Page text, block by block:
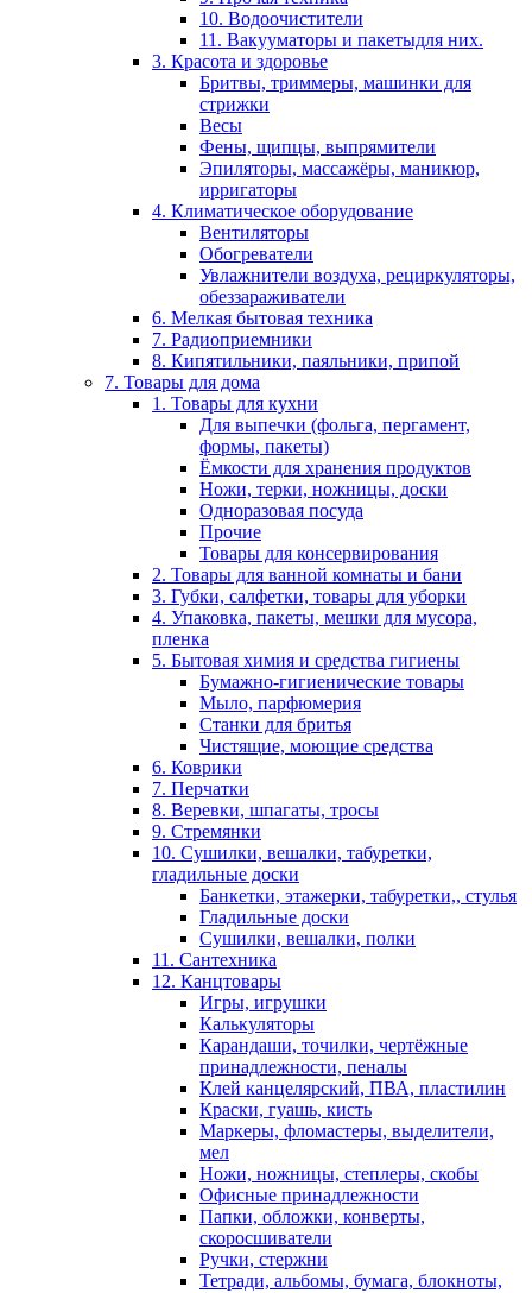
10. Водоочистители
11. Вакууматоры и пакетыдля них.
3. Красота и здоровье
Бритвы, триммеры, машинки для
стрижки
Весы
Фены, щипцы, выпрямители
Эпиляторы, массажёры, маникюр,
ирригаторы
4. Климатическое оборудование
Вентиляторы
Обогреватели
Увлажнители воздуха, рециркуляторы,
обеззараживатели
6. Мелкая бытовая техника
7. Радиоприемники
8. Кипятильники, паяльники, припой
7. Товары для дома
1. Товары для кухни
Для выпечки (фольга, пергамент,
формы, пакеты)
Ёмкости для хранения продуктов
Ножи, терки, ножницы, доски
Одноразовая посуда
Прочие
Товары для консервирования
2. Товары для ванной комнаты и бани
3. Губки, салфетки, товары для уборки
4. Упаковка, пакеты, мешки для мусора,
пленка
5. Бытовая химия и средства гигиены
Бумажно-гигиенические товары
Мыло, парфюмерия
Станки для бритья
Чистящие, моющие средства
6. Коврики
7. Перчатки
8. Веревки, шпагаты, тросы
9. Стремянки
10. Сушилки, вешалки, табуретки,
гладильные доски
Банкетки, этажерки, табуретки,, стулья
Гладильные доски
Сушилки, вешалки, полки
11. Сантехника
12. Канцтовары
Игры, игрушки
Калькуляторы
Карандаши, точилки, чертёжные
принадлежности, пеналы
Клей канцелярский, ПВА, пластилин
Краски, гуашь, кисть
Маркеры, фломастеры, выделители,
мел
Ножи, ножницы, степлеры, скобы
Офисные принадлежности
Папки, обложки, конверты,
скоросшиватели
Ручки, стержни
Тетради, альбомы, бумага, блокноты,